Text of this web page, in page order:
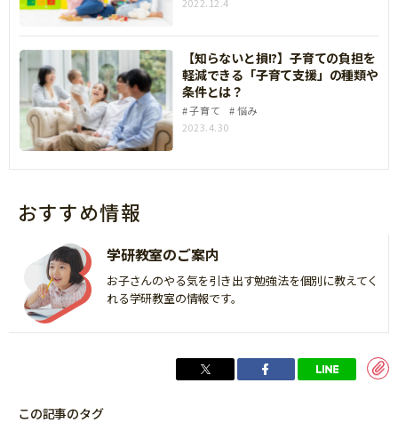
2022.12.4
【知らないと損!?】子育ての負担を
軽減できる「子育て支援」の種類や
条件とは？
子育て
悩み
2023.4.30
おすすめ情報
学研教室のご案内
お子さんのやる気を引き出す勉強法を個別に教えてく
れる学研教室の情報です。
この記事のタグ